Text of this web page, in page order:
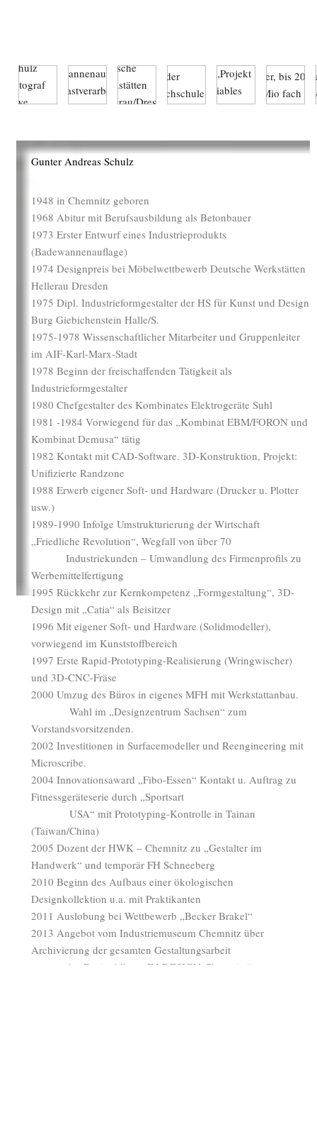
Gunter Andreas Schulz
1948 in Chemnitz geboren
1968 Abitur mit Berufsausbildung als Betonbauer
1973 Erster Entwurf eines Industrieprodukts
(Badewannenauflage)
1974 Designpreis bei Möbelwettbewerb Deutsche Werkstätten
Hellerau Dresden
1975 Dipl. Industrieformgestalter der HS für Kunst und Design
Burg Giebichenstein Halle/S.
1975-1978 Wissenschaftlicher Mitarbeiter und Gruppenleiter
im AIF-Karl-Marx-Stadt
1978 Beginn der freischaffenden Tätigkeit als
Industrieformgestalter
1980 Chefgestalter des Kombinates Elektrogeräte Suhl
1981 -1984 Vorwiegend für das „Kombinat EBM/FORON und
Kombinat Demusa“ tätig
1982 Kontakt mit CAD-Software. 3D-Konstruktion, Projekt:
Unifizierte Randzone
1988 Erwerb eigener Soft- und Hardware (Drucker u. Plotter
usw.)
1989-1990 Infolge Umstrukturierung der Wirtschaft
„Friedliche Revolution“, Wegfall von über 70
Industriekunden – Umwandlung des Firmenprofils zu
Werbemittelfertigung
1995 Rückkehr zur Kernkompetenz „Formgestaltung“, 3D-
Design mit „Catia“ als Beisitzer
1996 Mit eigener Soft- und Hardware (Solidmodeller),
vorwiegend im Kunststoffbereich
1997 Erste Rapid-Prototyping-Realisierung (Wringwischer)
und 3D-CNC-Fräse
2000 Umzug des Büros in eigenes MFH mit Werkstattanbau.
Wahl im „Designzentrum Sachsen“ zum
Vorstandsvorsitzenden.
2002 Investitionen in Surfacemodeller und Reengineering mit
Microscribe.
2004 Innovationsaward „Fibo-Essen“ Kontakt u. Auftrag zu
Fitnessgeräteserie durch „Sportsart
USA“ mit Prototyping-Kontrolle in Tainan
(Taiwan/China)
2005 Dozent der HWK – Chemnitz zu „Gestalter im
Handwerk“ und temporär FH Schneeberg
2010 Beginn des Aufbaus einer ökologischen
Designkollektion u.a. mit Praktikanten
2011 Auslobung bei Wettbewerb „Becker Brakel“
2013 Angebot vom Industriemuseum Chemnitz über
Archivierung der gesamten Gestaltungsarbeit
des Designbüros „IN-DESIGN-Chemnitz“